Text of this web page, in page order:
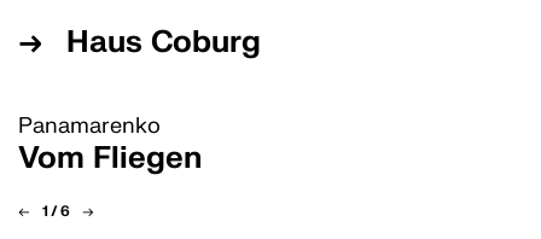
→
Haus Coburg
de/en
Panamarenko
Vom Fliegen
← 1/6 →